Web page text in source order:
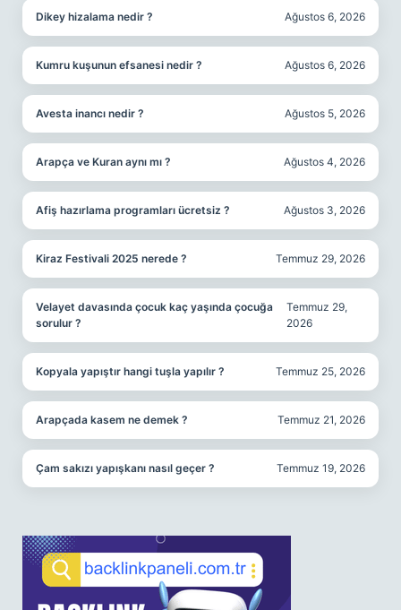
Dikey hizalama nedir ? Ağustos 6, 2026
Kumru kuşunun efsanesi nedir ? Ağustos 6, 2026
Avesta inancı nedir ? Ağustos 5, 2026
Arapça ve Kuran aynı mı ? Ağustos 4, 2026
Afiş hazırlama programları ücretsiz ? Ağustos 3, 2026
Kiraz Festivali 2025 nerede ? Temmuz 29, 2026
Velayet davasında çocuk kaç yaşında çocuğa
sorulur ?
Temmuz 29,
2026
Kopyala yapıştır hangi tuşla yapılır ? Temmuz 25, 2026
Arapçada kasem ne demek ? Temmuz 21, 2026
Çam sakızı yapışkanı nasıl geçer ? Temmuz 19, 2026